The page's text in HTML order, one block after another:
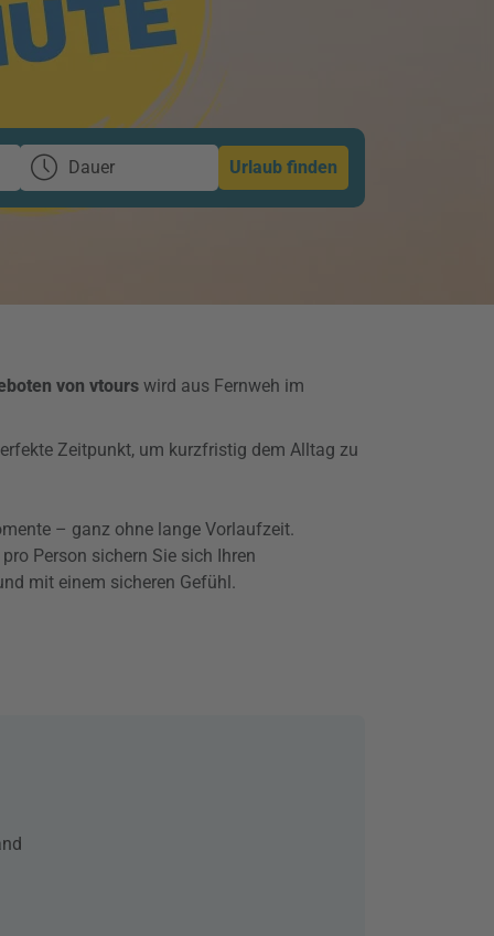
Dauer Urlaub finden
von vtours wird aus Fernweh im
Zeitpunkt, um kurzfristig dem Alltag zu
– ganz ohne lange Vorlaufzeit.
Person sichern Sie sich Ihren
mit einem sicheren Gefühl.